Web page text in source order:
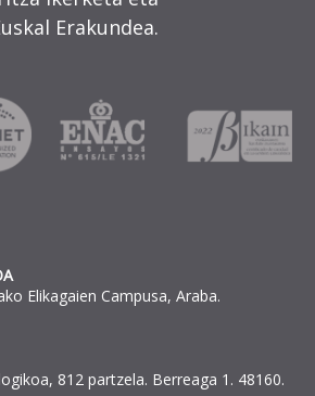
Erakundea.
Elikagaien Campusa, Araba.
812 partzela. Berreaga 1. 48160.